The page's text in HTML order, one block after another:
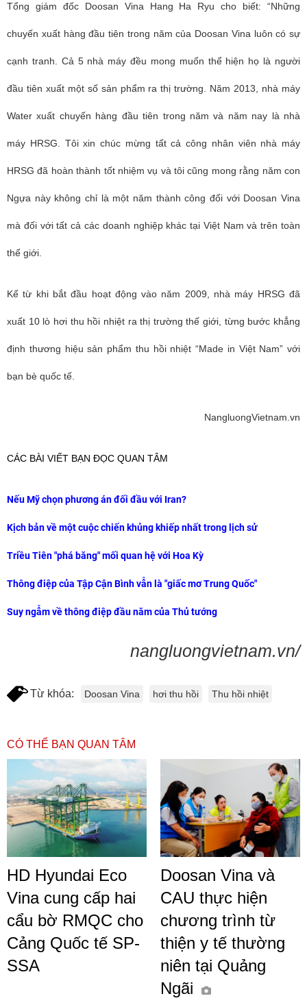
Tổng giám đốc Doosan Vina Hang Ha Ryu cho biết: “Những
chuyến xuất hàng đầu tiên trong năm của Doosan Vina luôn có sự
cạnh tranh. Cả 5 nhà máy đều mong muốn thể hiện họ là người
đầu tiên xuất một số sản phẩm ra thị trường. Năm 2013, nhà máy
Water xuất chuyến hàng đầu tiên trong năm và năm nay là nhà
máy HRSG. Tôi xin chúc mừng tất cả công nhân viên nhà máy
HRSG đã hoàn thành tốt nhiệm vụ và tôi cũng mong rằng năm con
Ngựa này không chỉ là một năm thành công đối với Doosan Vina
mà đối với tất cả các doanh nghiệp khác tại Việt Nam và trên toàn
thế giới.
Kể từ khi bắt đầu hoạt động vào năm 2009, nhà máy HRSG đã
xuất 10 lò hơi thu hồi nhiệt ra thị trường thế giới, từng bước khẳng
định thương hiệu sản phẩm thu hồi nhiệt “Made in Việt Nam” với
bạn bè quốc tế.
NangluongVietnam.vn
CÁC BÀI VIẾT BẠN ĐỌC QUAN TÂM
Nếu Mỹ chọn phương án đối đầu với Iran?
Kịch bản về một cuộc chiến khủng khiếp nhất trong lịch sử
Triều Tiên "phá băng" mối quan hệ với Hoa Kỳ
Thông điệp của Tập Cận Bình vẫn là "giấc mơ Trung Quốc"
Suy ngẫm về thông điệp đầu năm của Thủ tướng
nangluongvietnam.vn/
Từ khóa: Doosan Vina hơi thu hồi Thu hồi nhiệt
CÓ THỂ BẠN QUAN TÂM
HD Hyundai Eco
Vina cung cấp hai
cẩu bờ RMQC cho
Cảng Quốc tế SP-
SSA
Doosan Vina và
CAU thực hiện
chương trình từ
thiện y tế thường
niên tại Quảng
Ngãi